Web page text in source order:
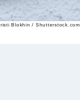
Blokhin / Shutterstock.com